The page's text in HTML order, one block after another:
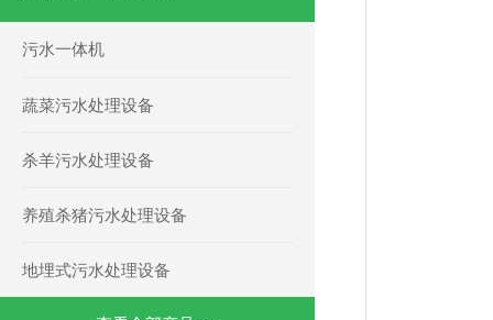
污水一体机
蔬菜污水处理设备
杀羊污水处理设备
养殖杀猪污水处理设备
地埋式污水处理设备